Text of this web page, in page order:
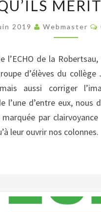
AUX
LA
QU’ILS
2019 Webmaster
l’ECHO de la
d’élèves du
aussi corriger
l’une d’entre eux, nous
par
leur ouvrir nos colonnes.